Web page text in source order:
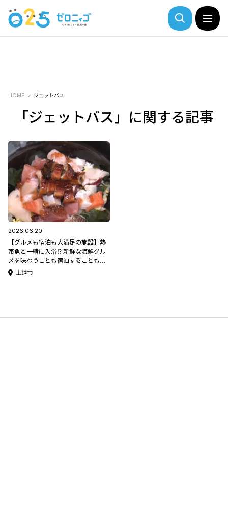
HOME ジェットバス
「ジェットバス」に関する記事
2026.06.20
【グルメも宿泊も大満足の施設】熱
帯魚と一緒に入浴⁉︎ 新鮮な海鮮グル
メを味わうことも宿泊することもで
きる 上越市「道の駅 うみてらす名
上越市